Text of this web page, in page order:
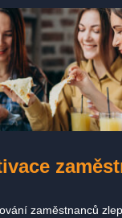
zaměstnanců